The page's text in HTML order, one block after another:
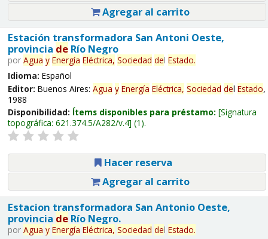
Agregar al carrito
Estación transformadora San Antoni Oeste,
provincia deRío Negro
por Agua y Energía Eléctrica, Sociedad del Estado.
Idioma: Español
Editor: Buenos Aires: Agua y Energía Eléctrica, Sociedad del Estado,
1988
Disponibilidad: Ítems disponibles para préstamo: Signatura
topográfica: 621.374.5/A282/v.4 (1).
Hacer reserva
Agregar al carrito
Estacion transformadora San Antonio Oeste,
provincia deRío Negro.
por Agua y Energía Eléctrica, Sociedad del Estado.